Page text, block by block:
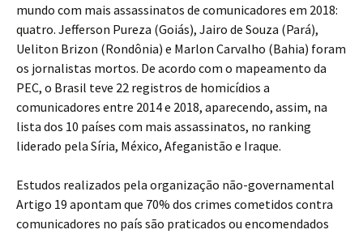
mundo com mais assassinatos de comunicadores em 2018:
quatro. Jefferson Pureza (Goiás), Jairo de Souza (Pará),
Ueliton Brizon (Rondônia) e Marlon Carvalho (Bahia) foram
os jornalistas mortos. De acordo com o mapeamento da
PEC, o Brasil teve 22 registros de homicídios a
comunicadores entre 2014 e 2018, aparecendo, assim, na
lista dos 10 países com mais assassinatos, no ranking
liderado pela Síria, México, Afeganistão e Iraque.
Estudos realizados pela organização não-governamental
Artigo 19 apontam que 70% dos crimes cometidos contra
comunicadores no país são praticados ou encomendados